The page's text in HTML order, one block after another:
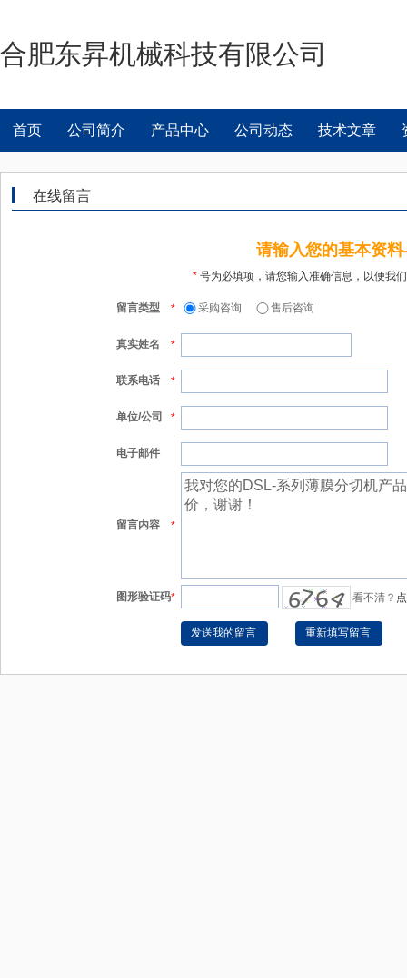
合肥东昇机械科技有限公司
首页 公司简介 产品中心 公司动态 技术文章
在线留言
请输入您的基本资
* 号为必填项，请您输入准确信息，以便我
留言类型 * 采购咨询 售后咨询
真实姓名 *
联系电话 *
单位/公司 *
电子邮件
留言内容 *
图形验证码* 看不清？